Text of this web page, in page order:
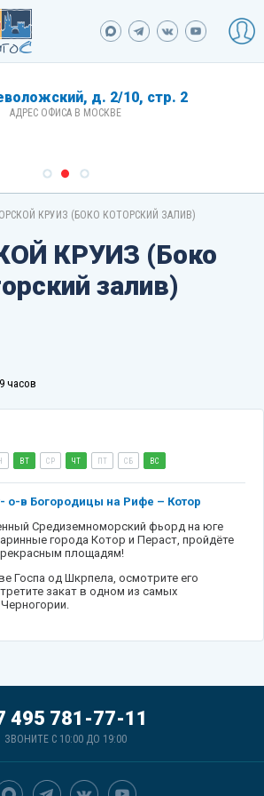
д. 2/10, стр. 2
АДРЕС ОФИСА В МОСКВЕ
КРУИЗ (БОКО КОТОРСКИЙ ЗАЛИВ)
КРУИЗ (Боко
залив)
9 часов
ВТ СР ЧТ ПТ СБ ВС
о-в Богородицы на Рифе – Котор
Средиземноморский фьорд на юге
города Котор и Пераст, пройдёте
площадям!
Госпа од Шкрпела, осмотрите его
закат в одном из самых
495 781-77-11
ЗВОНИТЕ С 10:00 ДО 19:00